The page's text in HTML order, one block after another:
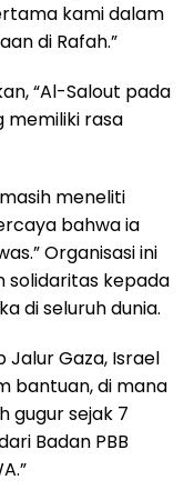
kami dalam
di Rafah.”
“Al-Salout pada
memiliki rasa
meneliti
bahwa ia
Organisasi ini
solidaritas kepada
di seluruh dunia.
Gaza, Israel
bantuan, di mana
gugur sejak 7
Badan PBB